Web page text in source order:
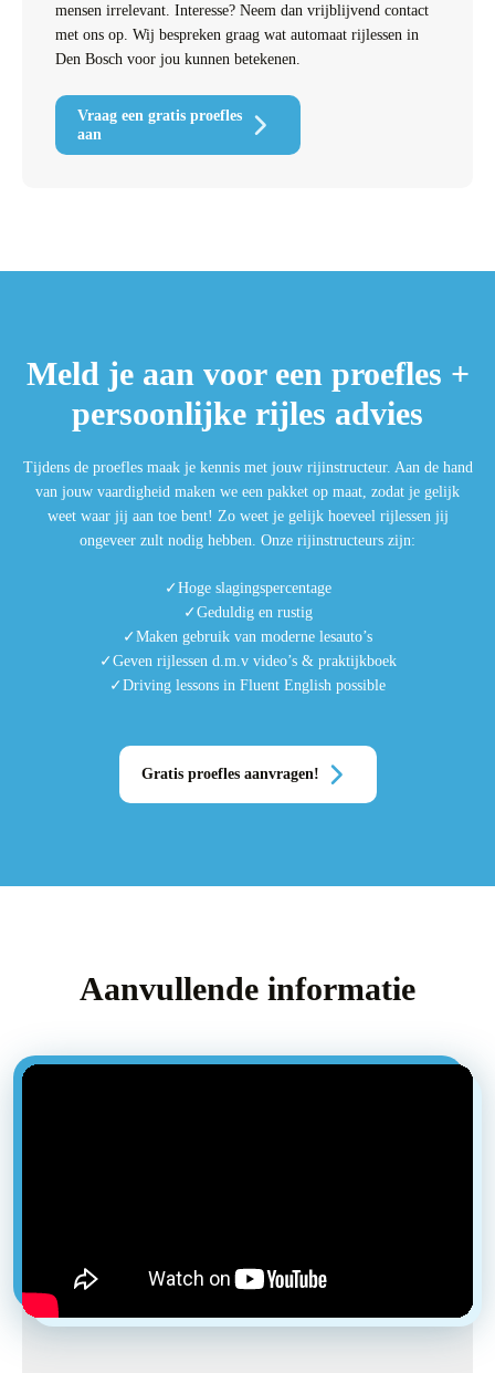
mensen irrelevant. Interesse? Neem dan vrijblijvend contact
met ons op. Wij bespreken graag wat automaat rijlessen in
Den Bosch voor jou kunnen betekenen.
Vraag een gratis proefles
aan
Meld je aan voor een proefles +
persoonlijke rijles advies
Tijdens de proefles maak je kennis met jouw rijinstructeur. Aan de hand
van jouw vaardigheid maken we een pakket op maat, zodat je gelijk
weet waar jij aan toe bent! Zo weet je gelijk hoeveel rijlessen jij
ongeveer zult nodig hebben. Onze rijinstructeurs zijn:
Hoge slagingspercentage
Geduldig en rustig
Maken gebruik van moderne lesauto’s
Geven rijlessen d.m.v video’s & praktijkboek
Driving lessons in Fluent English possible
Gratis proefles aanvragen!
Aanvullende informatie